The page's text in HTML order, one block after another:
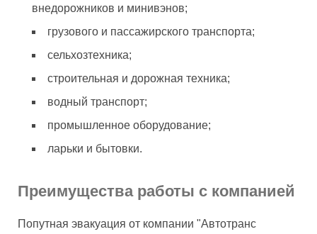
внедорожников и минивэнов;
грузового и пассажирского транспорта;
сельхозтехника;
строительная и дорожная техника;
водный транспорт;
промышленное оборудование;
ларьки и бытовки.
Преимущества работы с компанией
Попутная эвакуация от компании "Автотранс